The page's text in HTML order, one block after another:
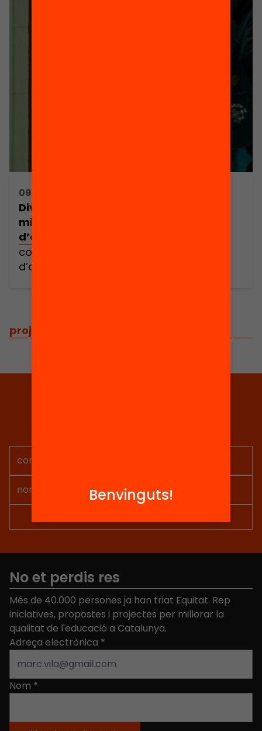
09/10/2019 17:00h - 19:00h
Diversificació i inclusió a l’escola: com
millorar l’atenció a les diversitats
d’aprenentatge?
com millorar l’atenció a les diversitats
d’aprenentatge?
projectes relacionats
No et perdis res
Més de 40.000 persones ja han triat Equitat. Rep
iniciatives, propostes i projectes per millorar la
qualitat de l'educació a Catalunya.
Adreça electrònica *
Nom *
Benvinguts!